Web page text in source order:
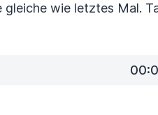
gleiche wie letztes Mal.